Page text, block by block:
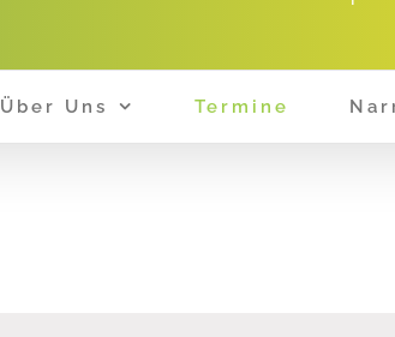
Über Uns Termine